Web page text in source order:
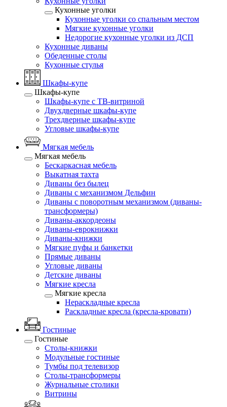
Кухонные уголки
Кухонные уголки со спальным местом
Мягкие кухонные уголки
Недорогие кухонные уголки из ДСП
Кухонные диваны
Обеденные столы
Кухонные стулья
Шкафы-купе
Шкафы-купе
Шкафы-купе с ТВ-витриной
Двухдверные шкафы-купе
Трехдверные шкафы-купе
Угловые шкафы-купе
Мягкая мебель
Мягкая мебель
Бескаркасная мебель
Выкатная тахта
Диваны без былец
Диваны с механизмом Дельфин
Диваны с поворотным механизмом (диваны-
трансформеры)
Диваны-аккордеоны
Диваны-еврокнижки
Диваны-книжки
Мягкие пуфы и банкетки
Прямые диваны
Угловые диваны
Детские диваны
Мягкие кресла
Мягкие кресла
Нераскладные кресла
Раскладные кресла (кресла-кровати)
Гостиные
Гостиные
Столы-книжки
Модульные гостиные
Тумбы под телевизор
Столы-трансформеры
Журнальные столики
Витрины